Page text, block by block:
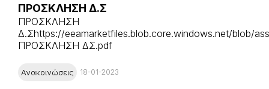
ΠΡΟΣΚΛΗΣΗ Δ.Σ
ΠΡΟΣΚΛΗΣΗ
Δ.Σhttps://eeamarketfiles.blob.core.windows.net/blob/
ΠΡΟΣΚΛΗΣΗ ΔΣ.pdf
Ανακοινώσεις 18-01-2023